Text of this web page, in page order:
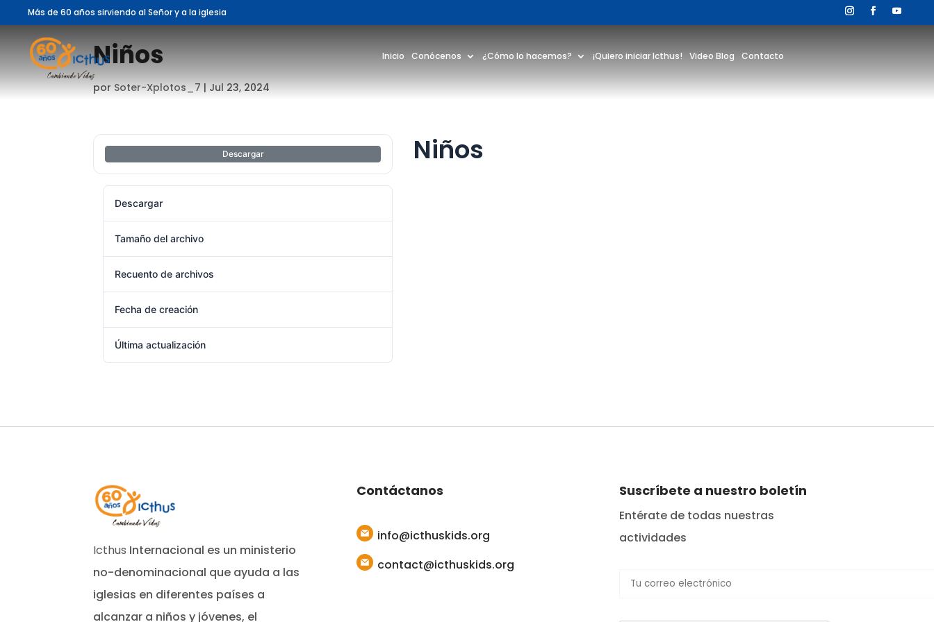
Más de 60 años sirviendo al Señor y a la iglesia
Inicio Conócenos ¿Cómo lo hacemos? ¡Quiero iniciar Icthus! Video Blog Contacto
Niños
porSoter-Xplotos_7|Jul 23, 2024
Descargar
Descargar
Tamaño del archivo
Recuento de archivos
Fecha de creación
Última actualización
Niños
Icthus Internacional es un ministerio
no-denominacional que ayuda a las
iglesias en diferentes países a
alcanzar a niños y jóvenes, el
Contáctanos
info@icthuskids.org
contact@icthuskids.org
Suscríbete a nuestro boletín
Entérate de todas nuestras
actividades